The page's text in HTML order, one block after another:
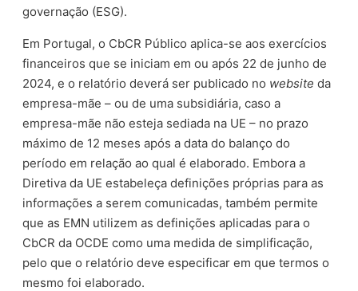
governação (ESG).
Em Portugal, o CbCR Público aplica-se aos exercícios
financeiros que se iniciam em ou após 22 de junho de
2024, e o relatório deverá ser publicado no website da
empresa-mãe – ou de uma subsidiária, caso a
empresa-mãe não esteja sediada na UE – no prazo
máximo de 12 meses após a data do balanço do
período em relação ao qual é elaborado. Embora a
Diretiva da UE estabeleça definições próprias para as
informações a serem comunicadas, também permite
que as EMN utilizem as definições aplicadas para o
CbCR da OCDE como uma medida de simplificação,
pelo que o relatório deve especificar em que termos o
mesmo foi elaborado.